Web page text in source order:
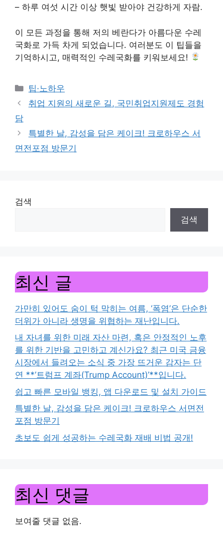
– 하루 여섯 시간 이상 햇빛 받아야 건강하게 자람.
이 모든 과정을 통해 저의 베란다가 아름다운 수레
국화로 가득 차게 되었습니다. 여러분도 이 팁들을
기억하시고, 매력적인 수레국화를 키워보세요!
Categories
팁·노하우
취업 지원의 새로운 길, 국민취업지원제도 경험
담
특별한 날, 감성을 담은 케이크! 크로하우스 서
면전포점 방문기
검색
검색
최신 글
가만히 있어도 숨이 턱 막히는 여름, ‘폭염’은 단순한
더위가 아니라 생명을 위협하는 재난입니다.
내 자녀를 위한 미래 자산 마련, 혹은 안정적인 노후
를 위한 기반을 고민하고 계신가요? 최근 미국 금융
시장에서 들려오는 소식 중 가장 뜨거운 감자는 단
연 **’트럼프 계좌(Trump Account)’**입니다.
쉽고 빠른 모바일 뱅킹, 앱 다운로드 및 설치 가이드
특별한 날, 감성을 담은 케이크! 크로하우스 서면전
포점 방문기
초보도 쉽게 성공하는 수레국화 재배 비법 공개!
최신 댓글
보여줄 댓글 없음.